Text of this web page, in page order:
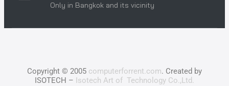
Only in Bangkok and its vicinity
Copyright © 2005 computerforrent.com. Created by
ISOTECH – Isotech Art of Technology Co.,Ltd.